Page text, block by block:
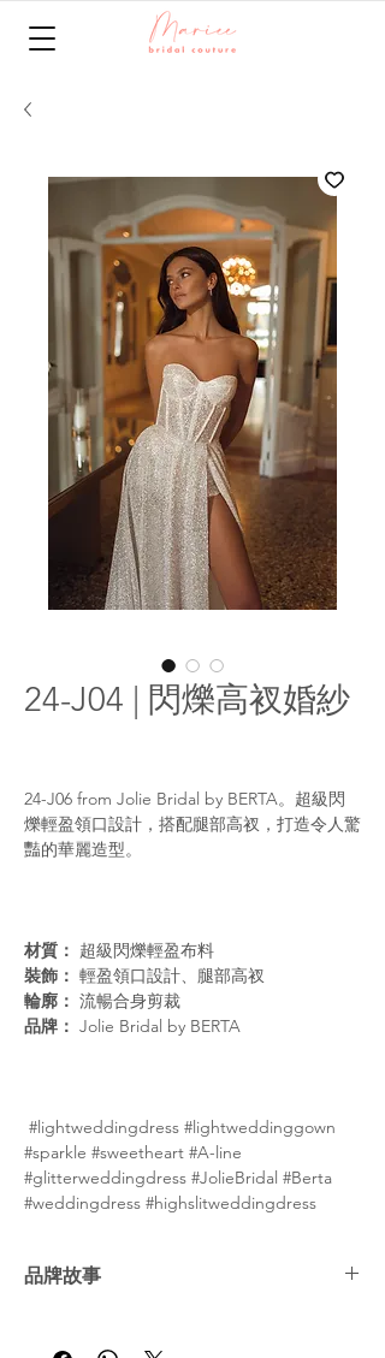
24-J04 | 閃爍高衩婚紗
24-J06 from Jolie Bridal by BERTA。超級閃
爍輕盈領口設計，搭配腿部高衩，打造令人驚
豔的華麗造型。
材質： 超級閃爍輕盈布料
裝飾： 輕盈領口設計、腿部高衩
輪廓： 流暢合身剪裁
品牌： Jolie Bridal by BERTA
#lightweddingdress #lightweddinggown
#sparkle #sweetheart #A-line
#glitterweddingdress #JolieBridal #Berta
#weddingdress #highslitweddingdress
品牌故事
承精緻簡約的設計理念，精湛的工藝和純粹的